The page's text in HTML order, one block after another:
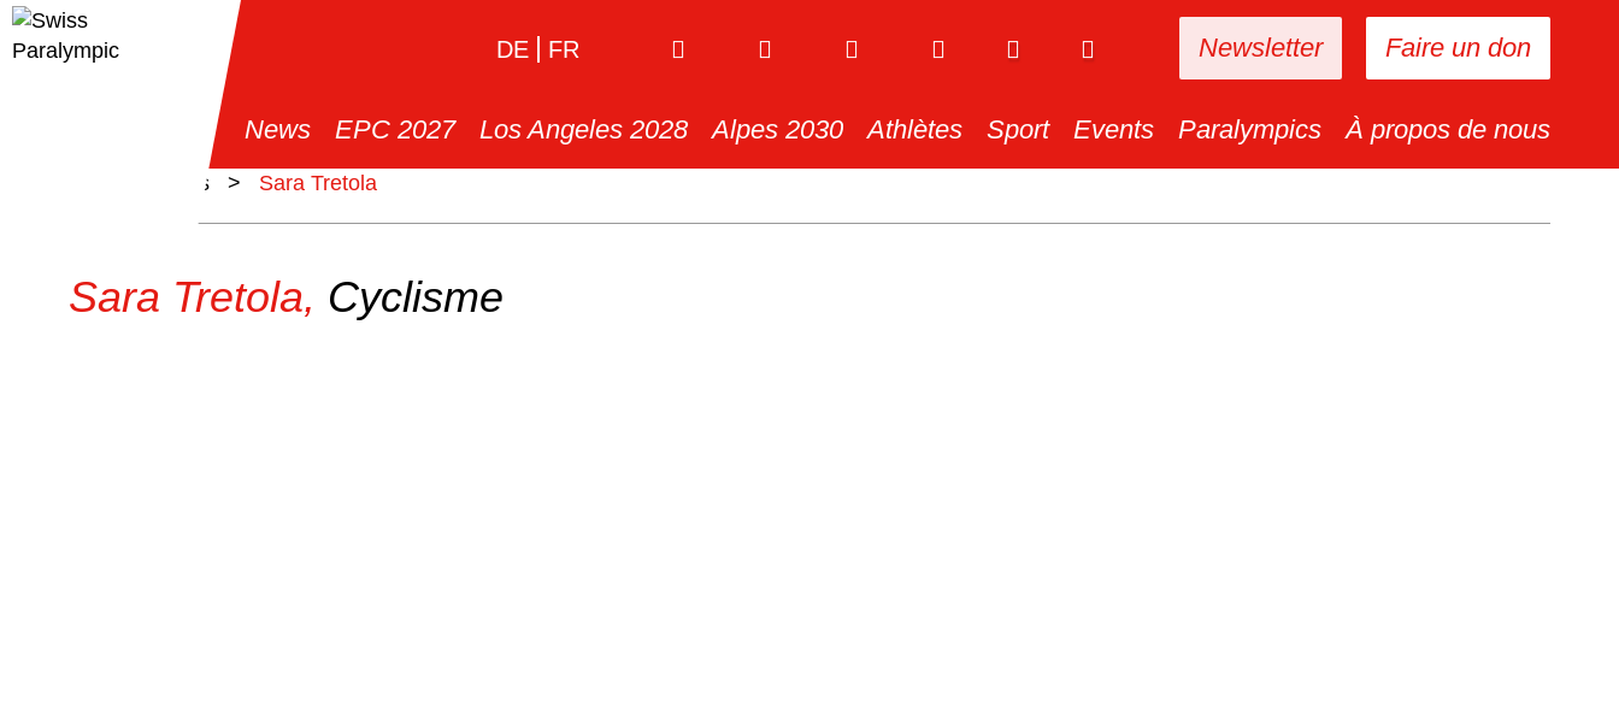
Faire un don
Newsletter
DE FR
News EPC 2027 Los Angeles 2028 Alpes 2030 Athlètes Sport Events Paralympics À propos de nous
Athlètes > Sara Tretola
Sara Tretola, Cyclisme